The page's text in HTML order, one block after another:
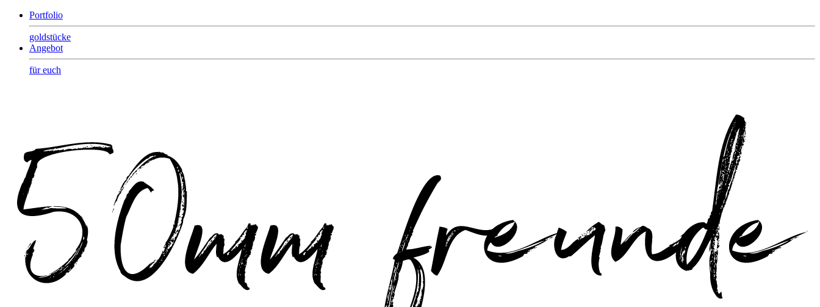
Portfolio
goldstücke
Angebot
für euch